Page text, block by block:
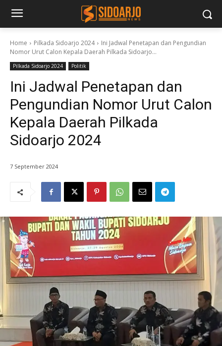
Home Pilkada Sidoarjo 2024
Ini Jadwal Penetapan dan Pengundian
Nomor Urut Calon Kepala Daerah Pilkada Sidoarjo...
Pilkada Sidoarjo 2024 Politik
Ini Jadwal Penetapan dan
Pengundian Nomor Urut Calon
Kepala Daerah Pilkada
Sidoarjo 2024
7 September 2024